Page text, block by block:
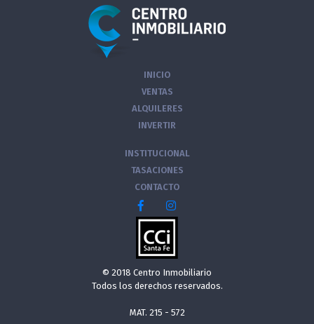
INICIO
VENTAS
ALQUILERES
INVERTIR
INSTITUCIONAL
TASACIONES
CONTACTO
© 2018 Centro Inmobiliario
Todos los derechos reservados.
MAT. 215 - 572